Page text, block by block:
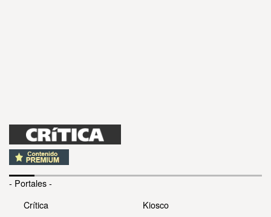
- Portales -
Crítica
Kiosco